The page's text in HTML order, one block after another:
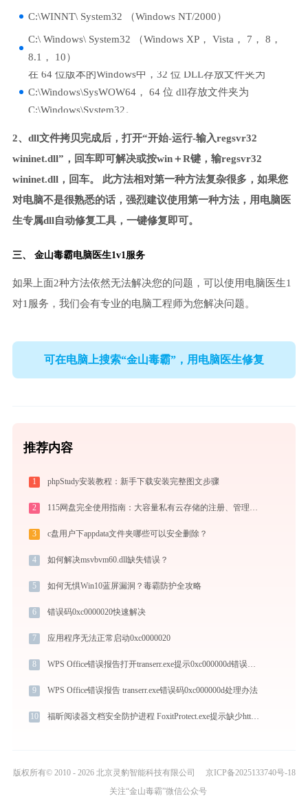
C:\WINNT\ System32 （Windows NT/2000）
C:\ Windows\ System32 （Windows XP， Vista， 7， 8，
8.1， 10）
在 64 位版本的Windows中，32 位 DLL存放文件夹为
C:\Windows\SysWOW64， 64 位 dll存放文件夹为
C:\Windows\System32。
2、dll文件拷贝完成后，打开“开始-运行-输入regsvr32
wininet.dll”，回车即可解决或按win＋R键，输regsvr32
wininet.dll，回车。 此方法相对第一种方法复杂很多，如果您
对电脑不是很熟悉的话，强烈建议使用第一种方法，用电脑医
生专属dll自动修复工具，一键修复即可。
三、 金山毒霸电脑医生1v1服务
如果上面2种方法依然无法解决您的问题，可以使用电脑医生1
对1服务，我们会有专业的电脑工程师为您解决问题。
可在电脑上搜索“金山毒霸”，用电脑医生修复
推荐内容
1 phpStudy安装教程：新手下载安装完整图文步骤
2 115网盘完全使用指南：大容量私有云存储的注册、管理与分享全攻略（2026最新）
3 c盘用户下appdata文件夹哪些可以安全删除？
4 如何解决msvbvm60.dll缺失错误？
5 如何无惧Win10蓝屏漏洞？毒霸防护全攻略
6 错误码0xc0000020快速解决
7 应用程序无法正常启动0xc0000020
8 WPS Office错误报告打开transerr.exe提示0xc000000d错误码怎么办
9 WPS Office错误报告 transerr.exe错误码0xc000000d处理办法
10 福昕阅读器文档安全防护进程 FoxitProtect.exe提示缺少http.dll文件的解决办法
版权所有© 2010 - 2026 北京灵豹智能科技有限公司
京ICP备2025133740号-18
关注“金山毒霸”微信公众号